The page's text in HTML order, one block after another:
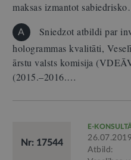
maksas izmantot
A
Sniedzot atbildi par
hologrammas kvalitāti,
ārstu valsts komisija
(2015.–2016.…
Nr: 17544
E-
Atbild: